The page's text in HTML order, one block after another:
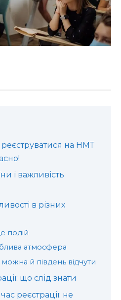
на НМТ
і важливість
в різних
подій
атмосфера
й південь відчути
що слід знати
реєстрації: не